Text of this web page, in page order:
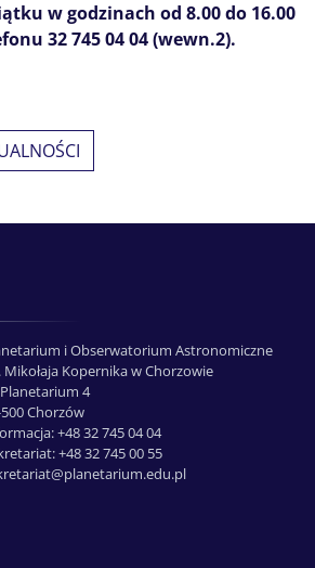
w godzinach od 8.00 do 16.00
32 745 04 04 (wewn.2).
i Obserwatorium Astronomiczne
Mikołaja Kopernika w Chorzowie
4
Chorzów
+48 32 745 04 04
+48 32 745 00 55